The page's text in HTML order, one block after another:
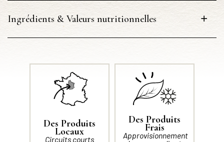
Ingrédients & Valeurs nutritionnelles
Des Produits
Locaux
Circuits courts
Des Produits
Frais
Approvisionnement